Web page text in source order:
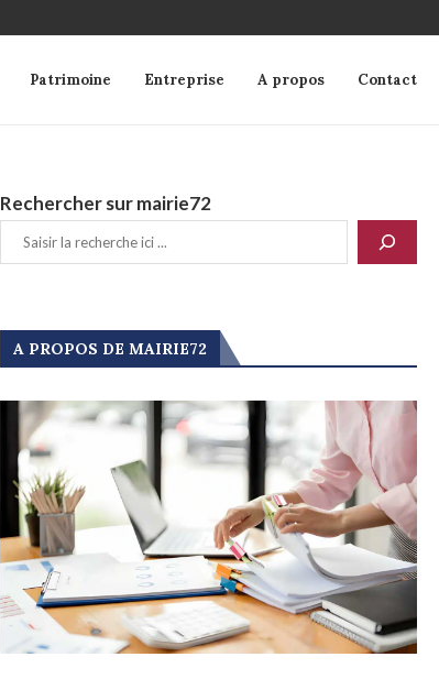
Patrimoine Entreprise A propos Contact
Rechercher sur mairie72
A PROPOS DE MAIRIE72